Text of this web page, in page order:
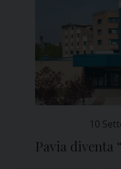
10
Pavia diventa